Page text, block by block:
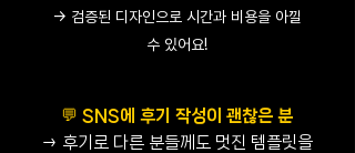
→ 검증된 디자인으로 시간과 비용을 아낄
수 있어요!
💬 SNS에 후기 작성이 괜찮은 분
→ 후기로 다른 분들께도 멋진 템플릿을